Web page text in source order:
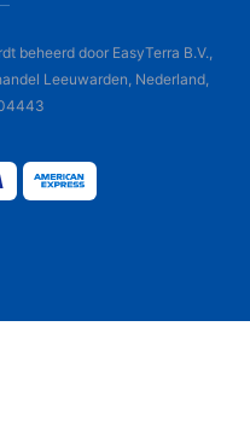
beheerd door EasyTerra B.V.,
Leeuwarden, Nederland,